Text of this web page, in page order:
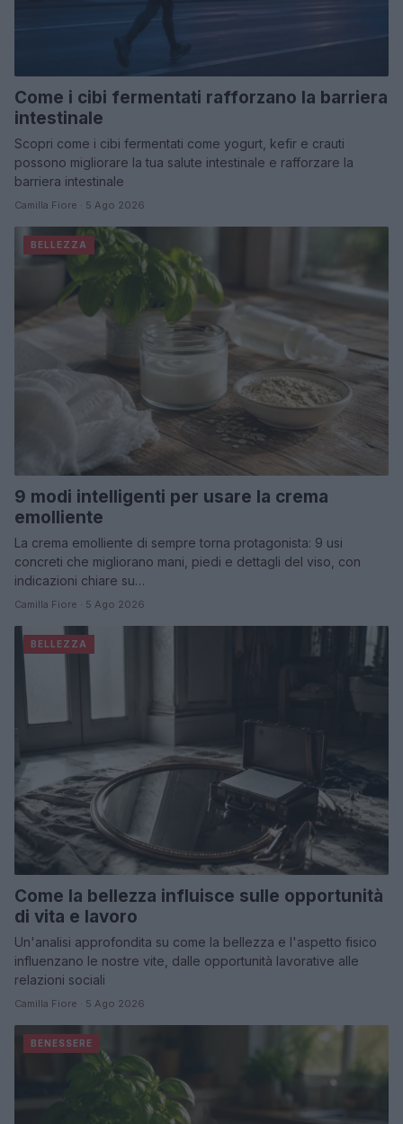
Come i cibi fermentati rafforzano la barriera
intestinale
Scopri come i cibi fermentati come yogurt, kefir e crauti
possono migliorare la tua salute intestinale e rafforzare la
barriera intestinale
Camilla Fiore · 5 Ago 2026
BELLEZZA
9 modi intelligenti per usare la crema
emolliente
La crema emolliente di sempre torna protagonista: 9 usi
concreti che migliorano mani, piedi e dettagli del viso, con
indicazioni chiare su…
Camilla Fiore · 5 Ago 2026
BELLEZZA
Come la bellezza influisce sulle opportunità
di vita e lavoro
Un'analisi approfondita su come la bellezza e l'aspetto fisico
influenzano le nostre vite, dalle opportunità lavorative alle
relazioni sociali
Camilla Fiore · 5 Ago 2026
BENESSERE